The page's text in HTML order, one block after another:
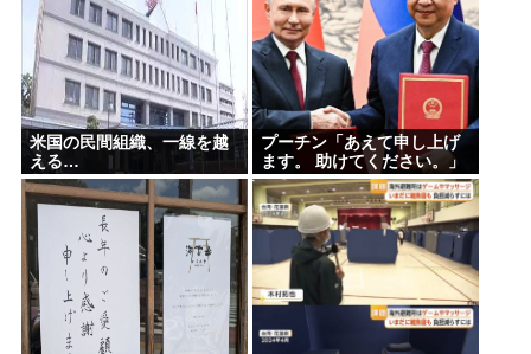
米国の民間組織、一線を越
える…
プーチン「あえて申し上げ
ます。 助けてください。」